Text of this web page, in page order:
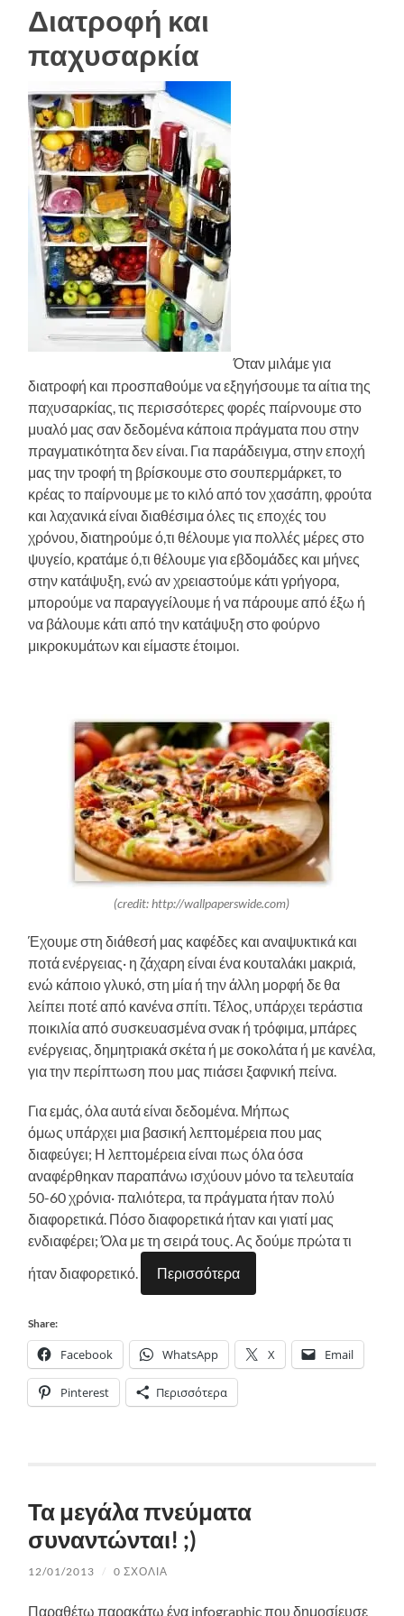
Διατροφή και
παχυσαρκία
Όταν μιλάμε για
διατροφή και προσπαθούμε να εξηγήσουμε τα αίτια της
παχυσαρκίας, τις περισσότερες φορές παίρνουμε στο
μυαλό μας σαν δεδομένα κάποια πράγματα που στην
πραγματικότητα δεν είναι. Για παράδειγμα, στην εποχή
μας την τροφή τη βρίσκουμε στο σουπερμάρκετ, το
κρέας το παίρνουμε με το κιλό από τον χασάπη, φρούτα
και λαχανικά είναι διαθέσιμα όλες τις εποχές του
χρόνου, διατηρούμε ό,τι θέλουμε για πολλές μέρες στο
ψυγείο, κρατάμε ό,τι θέλουμε για εβδομάδες και μήνες
στην κατάψυξη, ενώ αν χρειαστούμε κάτι γρήγορα,
μπορούμε να παραγγείλουμε ή να πάρουμε από έξω ή
να βάλουμε κάτι από την κατάψυξη στο φούρνο
μικροκυμάτων και είμαστε έτοιμοι.
(credit: http://wallpaperswide.com)
Έχουμε στη διάθεσή μας καφέδες και αναψυκτικά και
ποτά ενέργειας· η ζάχαρη είναι ένα κουταλάκι μακριά,
ενώ κάποιο γλυκό, στη μία ή την άλλη μορφή δε θα
λείπει ποτέ από κανένα σπίτι. Τέλος, υπάρχει τεράστια
ποικιλία από συσκευασμένα σνακ ή τρόφιμα, μπάρες
ενέργειας, δημητριακά σκέτα ή με σοκολάτα ή με κανέλα,
για την περίπτωση που μας πιάσει ξαφνική πείνα.
Για εμάς, όλα αυτά είναι δεδομένα. Μήπως
όμως υπάρχει μια βασική λεπτομέρεια που μας
διαφεύγει; Η λεπτομέρεια είναι πως όλα όσα
αναφέρθηκαν παραπάνω ισχύουν μόνο τα τελευταία
50-60 χρόνια· παλιότερα, τα πράγματα ήταν πολύ
διαφορετικά. Πόσο διαφορετικά ήταν και γιατί μας
ενδιαφέρει; Όλα με τη σειρά τους. Ας δούμε πρώτα τι
ήταν διαφορετικό.
Περισσότερα
Share:
Facebook WhatsApp X Email
Pinterest Περισσότερα
Τα μεγάλα πνεύματα
συναντώνται! ;)
12/01/2013 / 0 ΣΧΌΛΙΑ
Παραθέτω παρακάτω ένα infographic που δημοσίευσε